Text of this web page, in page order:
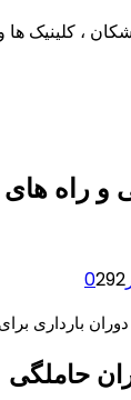
، کلینیک
و راه
0292
بارداری
حاملگی